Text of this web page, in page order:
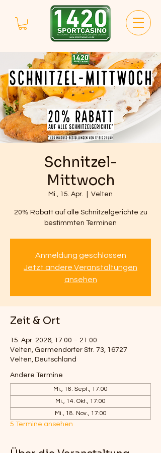
Schnitzel-
Mittwoch
Mi., 15. Apr. Velten
20% Rabatt auf alle Schnitzelgerichte zu
bestimmten Terminen
Anmeldung geschlossen
Jetzt andere Veranstaltungen
ansehen
Zeit & Ort
15. Apr. 2026, 17:00 – 21:00
Velten, Germendorfer Str. 73, 16727
Velten, Deutschland
Andere Termine
Mi., 16. Sept., 17:00
Mi., 14. Okt., 17:00
Mi., 18. Nov., 17:00
5 Termine ansehen